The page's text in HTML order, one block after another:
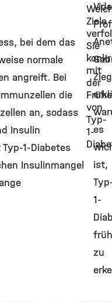
bei dem das
normale
angreift. Bei
die
an, sodass
Insulin
1-Diabetes
Insulinmangel
Ziele
Sie
mit
der
von
Typ-
1-es
ist,
1-
früh
zu